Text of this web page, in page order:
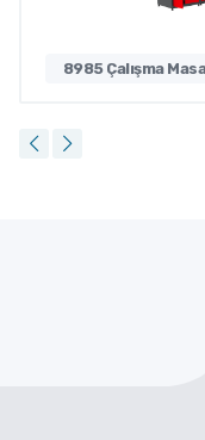
8985 Çalışma